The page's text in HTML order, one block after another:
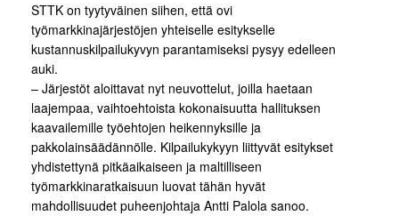
STTK on tyytyväinen siihen, että ovi
työmarkkinajärjestöjen yhteiselle esitykselle
kustannuskilpailukyvyn parantamiseksi pysyy edelleen
auki.
– Järjestöt aloittavat nyt neuvottelut, joilla haetaan
laajempaa, vaihtoehtoista kokonaisuutta hallituksen
kaavailemille työehtojen heikennyksille ja
pakkolainsäädännölle. Kilpailukykyyn liittyvät esitykset
yhdistettynä pitkäaikaiseen ja maltilliseen
työmarkkinaratkaisuun luovat tähän hyvät
mahdollisuudet puheenjohtaja Antti Palola sanoo.